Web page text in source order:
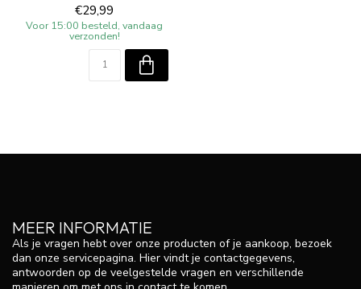
€29,99
Voor 15:00 besteld, vandaag
verzonden!
MEER INFORMATIE
Als je vragen hebt over onze producten of je aankoop, bezoek
dan onze servicepagina. Hier vindt je contactgegevens,
antwoorden op de veelgestelde vragen en verschillende